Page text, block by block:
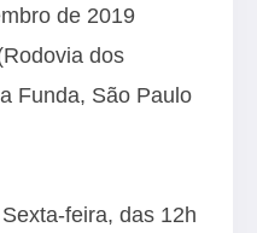
de 2019
dos
Funda, São Paulo
feira, das 12h